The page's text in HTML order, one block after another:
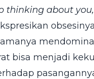
thinking about
bisa menjadi